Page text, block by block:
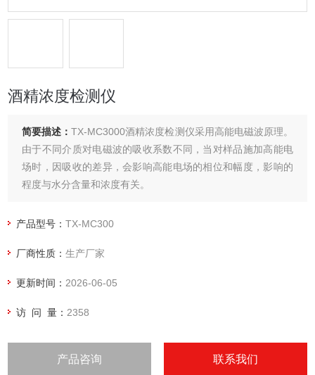
酒精浓度检测仪
简要描述：TX-MC3000酒精浓度检测仪采用高能电磁波原理。
由于不同介质对电磁波的吸收系数不同，当对样品施加高能电
场时，因吸收的差异，会影响高能电场的相位和幅度，影响的
程度与水分含量和浓度有关。
产品型号：TX-MC300
厂商性质：生产厂家
更新时间： 2026-06-05
访 问 量： 2358
产品咨询 联系我们